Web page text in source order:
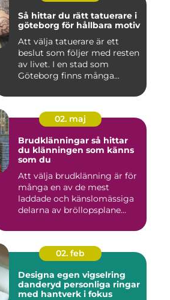
Så hittar du rätt tatuerare i
göteborg för hållbara motiv
Att välja tatuerare är ett
beslut som följer med resten
av livet. I en stad som
Göteborg finns många...
02. maj
Brudklänningar så hittar
du klänningen som känns
som du
Att välja brudklänning är för
många en av de mest
laddade och känslomässiga
delarna av bröllopsplane...
02. feb
Designa egen vigselring
danderyd personliga ringar
med hantverk i fokus